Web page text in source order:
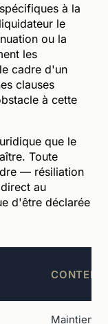
à la
le
ou la
les
cadre d'un
clauses
à cette
que le
Toute
— résiliation
au
d'être déclarée
Maintien